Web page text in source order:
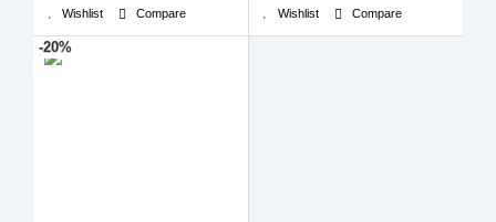
Wishlist Compare Wishlist Compare
-20%